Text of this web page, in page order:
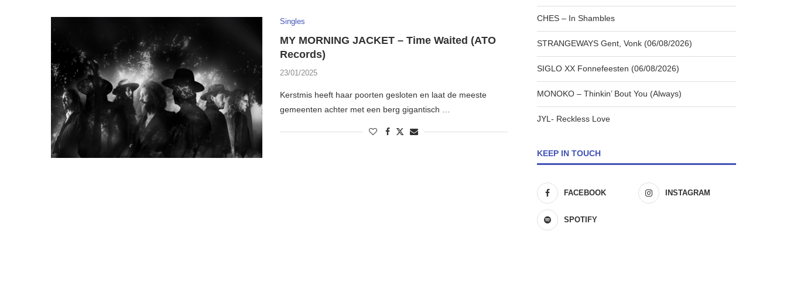
Singles
MY MORNING JACKET – Time Waited (ATO
Records)
23/01/2025
Kerstmis heeft haar poorten gesloten en laat de meeste
gemeenten achter met een berg gigantisch …
CHES – In Shambles
STRANGEWAYS Gent, Vonk (06/08/2026)
SIGLO XX Fonnefeesten (06/08/2026)
MONOKO – Thinkin’ Bout You (Always)
JYL- Reckless Love
KEEP IN TOUCH
FACEBOOK INSTAGRAM
SPOTIFY